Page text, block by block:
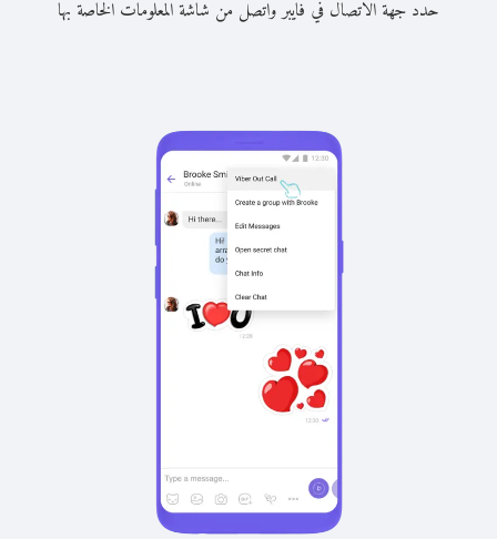
حدد جهة الاتصال في فايبر واتصل من شاشة المعلومات الخاصة بها